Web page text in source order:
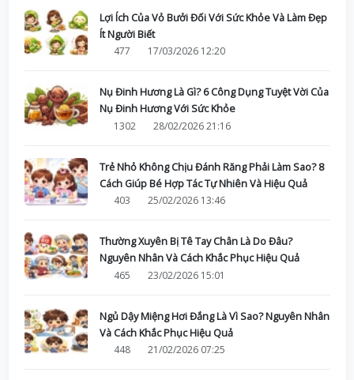
Lợi Ích Của Vỏ Bưởi Đối Với Sức Khỏe Và Làm Đẹp
Ít Người Biết
477
17/03/2026 12:20
Nụ Đinh Hương Là Gì? 6 Công Dụng Tuyệt Vời Của
Nụ Đinh Hương Với Sức Khỏe
1302
28/02/2026 21:16
Trẻ Nhỏ Không Chịu Đánh Răng Phải Làm Sao? 8
Cách Giúp Bé Hợp Tác Tự Nhiên Và Hiệu Quả
403
25/02/2026 13:46
Thường Xuyên Bị Tê Tay Chân Là Do Đâu?
Nguyên Nhân Và Cách Khắc Phục Hiệu Quả
465
23/02/2026 15:01
Ngủ Dậy Miệng Hơi Đắng Là Vì Sao? Nguyên Nhân
Và Cách Khắc Phục Hiệu Quả
448
21/02/2026 07:25